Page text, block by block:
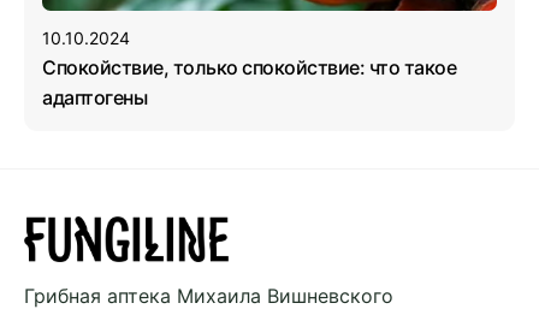
10.10.2024
Спокойствие, только спокойствие: что такое
адаптогены
Грибная аптека Михаила Вишневского